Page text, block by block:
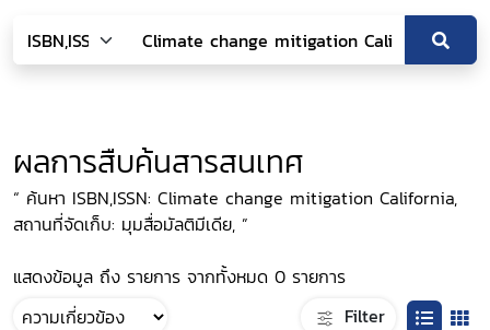
ผลการสืบค้นสารสนเทศ
“ ค้นหา ISBN,ISSN: Climate change mitigation California,
สถานที่จัดเก็บ: มุมสื่อมัลติมีเดีย, ”
แสดงข้อมูล ถึง รายการ จากทั้งหมด 0 รายการ
Filter